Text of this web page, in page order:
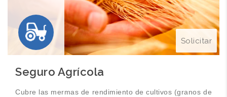
Solicitar
Seguro Agrícola
Cubre las mermas de rendimiento de cultivos (granos de